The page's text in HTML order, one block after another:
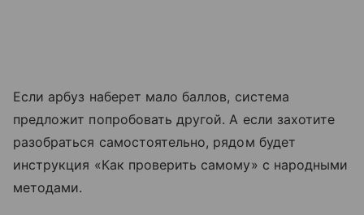
Если арбуз наберет мало баллов, система
предложит попробовать другой. А если захотите
разобраться самостоятельно, рядом будет
инструкция «Как проверить самому» с народными
методами.